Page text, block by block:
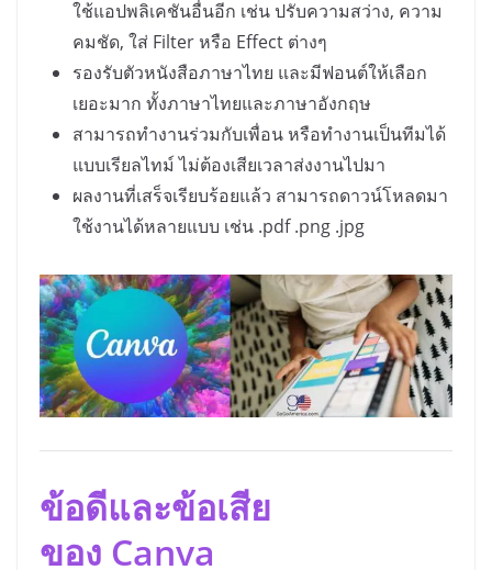
ใช้แอปพลิเคชันอื่นอีก เช่น ปรับความสว่าง, ความ
คมชัด, ใส่ Filter หรือ Effect ต่างๆ
รองรับตัวหนังสือภาษาไทย และมีฟอนต์ให้เลือก
เยอะมาก ทั้งภาษาไทยและภาษาอังกฤษ
สามารถทำงานร่วมกับเพื่อน หรือทำงานเป็นทีมได้
แบบเรียลไทม์ ไม่ต้องเสียเวลาส่งงานไปมา
ผลงานที่เสร็จเรียบร้อยแล้ว สามารถดาวน์โหลดมา
ใช้งานได้หลายแบบ เช่น .pdf .png .jpg
ข้อดีและข้อเสีย
ของ Canva